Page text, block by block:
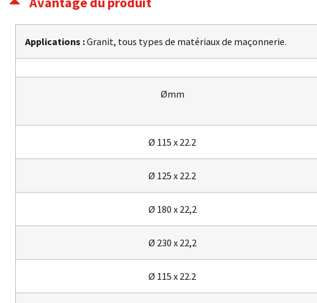
Applications :Granit, tous types de matériaux de maçonnerie.
Ømm
Ø 115 x 22.2
Ø 125 x 22.2
Ø 180 x 22,2
Ø 230 x 22,2
Ø 115 x 22.2